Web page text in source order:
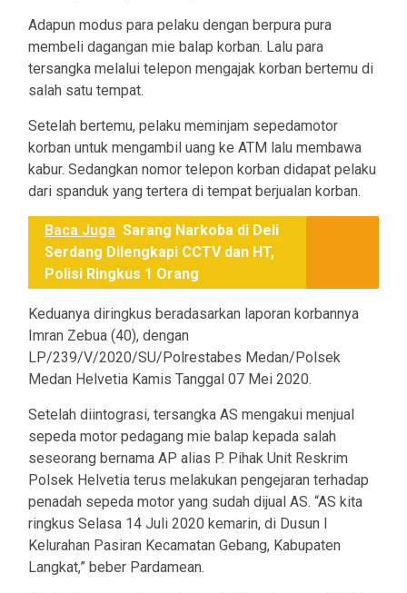
Adapun modus para pelaku dengan berpura pura
membeli dagangan mie balap korban. Lalu para
tersangka melalui telepon mengajak korban bertemu di
salah satu tempat.
Setelah bertemu, pelaku meminjam sepedamotor
korban untuk mengambil uang ke ATM lalu membawa
kabur. Sedangkan nomor telepon korban didapat pelaku
dari spanduk yang tertera di tempat berjualan korban.
Baca Juga Sarang Narkoba di Deli
Serdang Dilengkapi CCTV dan HT,
Polisi Ringkus 1 Orang
Keduanya diringkus beradasarkan laporan korbannya
Imran Zebua (40), dengan
LP/239/V/2020/SU/Polrestabes Medan/Polsek
Medan Helvetia Kamis Tanggal 07 Mei 2020.
Setelah diintograsi, tersangka AS mengakui menjual
sepeda motor pedagang mie balap kepada salah
seseorang bernama AP alias P. Pihak Unit Reskrim
Polsek Helvetia terus melakukan pengejaran terhadap
penadah sepeda motor yang sudah dijual AS. “AS kita
ringkus Selasa 14 Juli 2020 kemarin, di Dusun I
Kelurahan Pasiran Kecamatan Gebang, Kabupaten
Langkat,” beber Pardamean.